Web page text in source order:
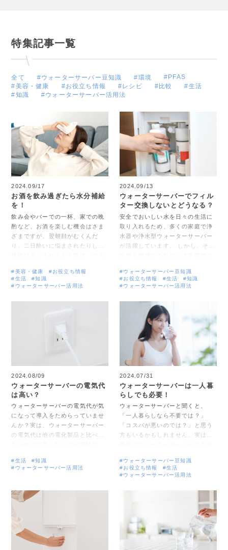
特集記事一覧
全て #ウォーターサーバー豆知識 #環境
#PFAS
#美容・健康
#お役立ち情報 #レシピ #比較
#生活
#知識
#ウォーターサーバー活用法
2024.09/17
お酒を飲み過ぎたら水分補給
を！
飲み会やバーでの一杯、家での晩
酌など、お酒を楽しむ機会はさま
ざまですが、翌朝顔がむくんだ
り、二日酔いに悩まされたりした
給で軽減できることをご存知でし
ょうか。 しかし、ただ水を飲めば
の関係性や、チェイサーによる水
分補給のメリット、家飲みで水分
みください。
#美容・健康
#お役立ち情報
#生活
#知識
#ウォーターサーバー活用法
2024.09/13
ウォーターサーバーでフィル
ター交換しないとどうなる？
安全でおいしい水を日々の生活に
取り入れるため、多くの家庭で浄
水器や浄水型ウォーターサーバー
が活躍しています。 しかし、その
「交換時期を忘れてしまった」、
「面倒で後回しにしてしまった」
は、フィルター交換を怠ると健康
リスクが高まったり、水が不味く
なったりといった問題が発生する
可能性があります。この記事で
は、フィルター交換の重要性や、
適切な交換時期、交換を忘れない
対策方法について解説します。
#ウォーターサーバー豆知識
#お役立ち情報
#生活
#知識
#ウォーターサーバー活用法
2024.08/09
ウォーターサーバーの電気代
は高い？
ウォーターサーバーの電気代が気
になって導入をためらっていませ
んか？実は、ウォーターサーバー
の電気代は他の電化製品と比べて
でも減らしたい」という気持ちは
気代の目安や、電気代を節約する
ポイントについて解説します。ま
いても触れ、総合的なコスト管理
の方法をご紹介します。
#生活
#知識
#ウォーターサーバー活用法
2024.07/31
ウォーターサーバーは一人暮
らしでも必要！
ウォーターサーバーと聞くと、
「一人暮らしなら不要では？」
「コスパが悪いのでは？」と思う
方もいるかもしれません。実は、
えるものが登場しています。ま
た、ペットボトル飲料水を買うと
み処理も伴います。そうしたお悩
みを解消するのがウォーターサー
バーです。 この記事では、一人暮
らしの人がウォーターサーバーを
利用するメリットや、後悔しない
#ウォーターサーバー豆知識
#お役立ち情報
#生活
#ウォーターサーバー活用法